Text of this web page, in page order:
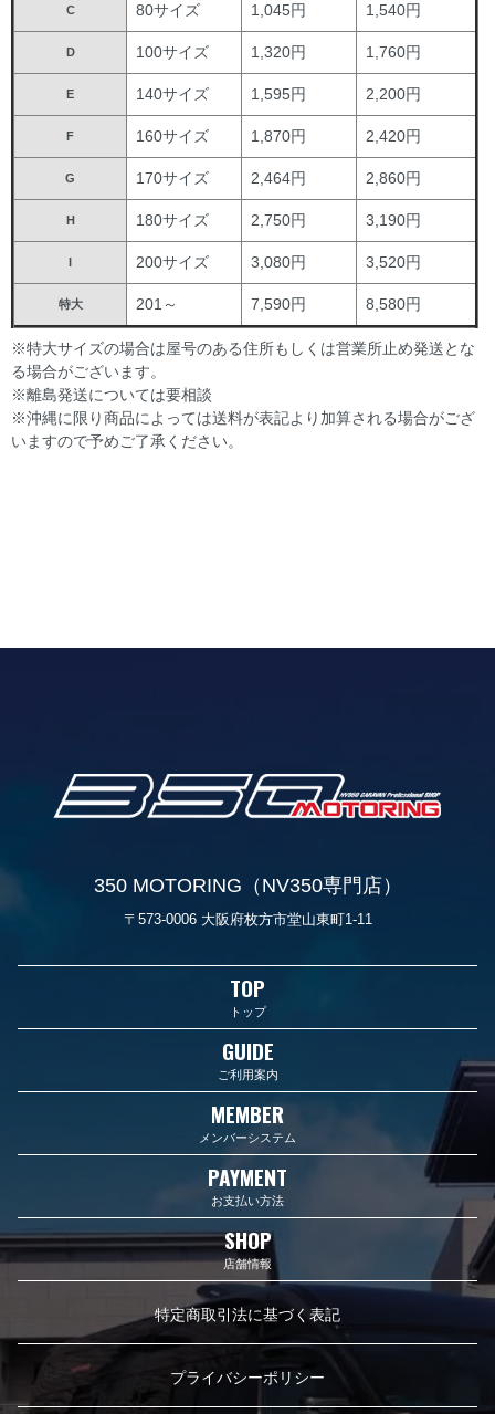
C 80サイズ 1,045円 1,540円
D 100サイズ 1,320円 1,760円
E 140サイズ 1,595円 2,200円
F 160サイズ 1,870円 2,420円
G 170サイズ 2,464円 2,860円
H 180サイズ 2,750円 3,190円
I 200サイズ 3,080円 3,520円
特大 201～ 7,590円 8,580円
※特大サイズの場合は屋号のある住所もしくは営業所止め発送とな
る場合がございます。
※離島発送については要相談
※沖縄に限り商品によっては送料が表記より加算される場合がござ
いますので予めご了承ください。
350 MOTORING（NV350専門店）
〒573-0006 大阪府枚方市堂山東町1-11
TOP
トップ
GUIDE
ご利用案内
MEMBER
メンバーシステム
PAYMENT
お支払い方法
SHOP
店舗情報
特定商取引法に基づく表記
プライバシーポリシー